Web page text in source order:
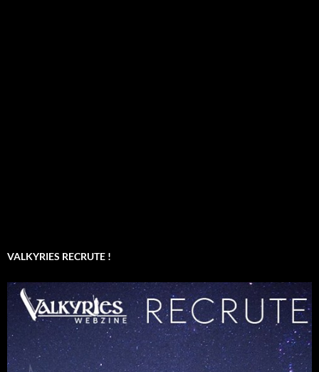
VALKYRIES RECRUTE !